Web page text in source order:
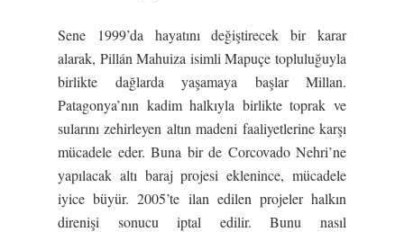
Sene 1999’da hayatını değiştirecek bir karar
alarak, Pillán Mahuiza isimli Mapuçe topluluğuyla
birlikte dağlarda yaşamaya başlar Millan.
Patagonya’nın kadim halkıyla birlikte toprak ve
sularını zehirleyen altın madeni faaliyetlerine karşı
mücadele eder. Buna bir de Corcovado Nehri’ne
yapılacak altı baraj projesi eklenince, mücadele
iyice büyür. 2005’te ilan edilen projeler halkın
direnişi sonucu iptal edilir. Bunu nasıl